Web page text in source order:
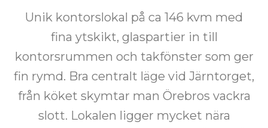
Unik kontorslokal på ca 146 kvm med
fina ytskikt, glaspartier in till
kontorsrummen och takfönster som ger
fin rymd. Bra centralt läge vid Järntorget,
från köket skymtar man Örebros vackra
slott. Lokalen ligger mycket nära